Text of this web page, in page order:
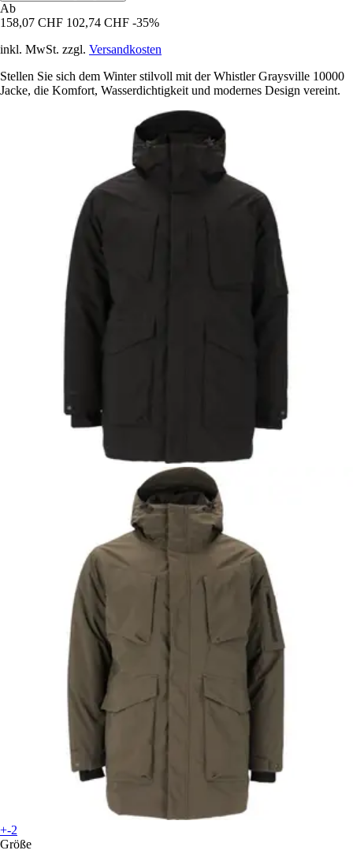
Ab
158,07 CHF 102,74 CHF -35%
inkl. MwSt. zzgl. Versandkosten
Stellen Sie sich dem Winter stilvoll mit der Whistler Graysville 10000
Jacke, die Komfort, Wasserdichtigkeit und modernes Design vereint.
+-2
Größe